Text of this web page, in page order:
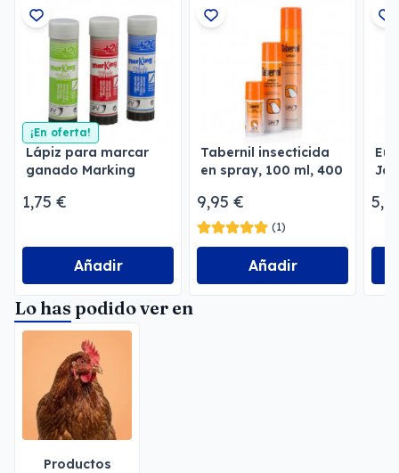
¡En oferta!
Lápiz para marcar
ganado Marking
1,75 €
Añadir
Tabernil insecticida
en spray, 100 ml, 400
9,95 €
(1)
Añadir
Lo has podido ver en
Productos